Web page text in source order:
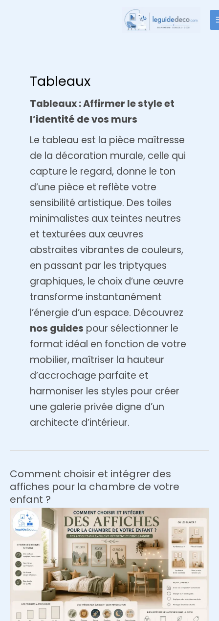
Tableaux
Tableaux : Affirmer le style et
l’identité de vos murs
Le tableau est la pièce maîtresse
de la décoration murale, celle qui
capture le regard, donne le ton
d’une pièce et reflète votre
sensibilité artistique. Des toiles
minimalistes aux teintes neutres
et texturées aux œuvres
abstraites vibrantes de couleurs,
en passant par les triptyques
graphiques, le choix d’une œuvre
transforme instantanément
l’énergie d’un espace. Découvrez
nos guides pour sélectionner le
format idéal en fonction de votre
mobilier, maîtriser la hauteur
d’accrochage parfaite et
harmoniser les styles pour créer
une galerie privée digne d’un
architecte d’intérieur.
Comment choisir et intégrer des
affiches pour la chambre de votre
enfant ?